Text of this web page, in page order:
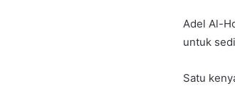
Adel Al-
untuk
Satu